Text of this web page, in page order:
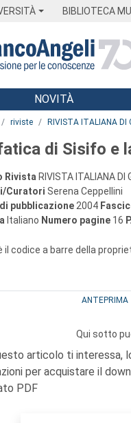
BIBLIOTECA
NOVITÀ
riviste RIVISTA ITALIANA DI
di Sisifo e
Rivista RIVISTA ITALIANA DI
Curatori Serena Ceppellini
pubblicazione 2004
Italiano Numero pagine 16 P.
è il codice a barre della
ANTEPRIMA
Qui sotto
articolo ti interessa,
per acquistare il
PDF